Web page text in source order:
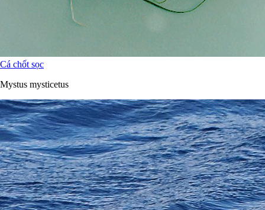
Cá chốt sọc
Mystus mysticetus